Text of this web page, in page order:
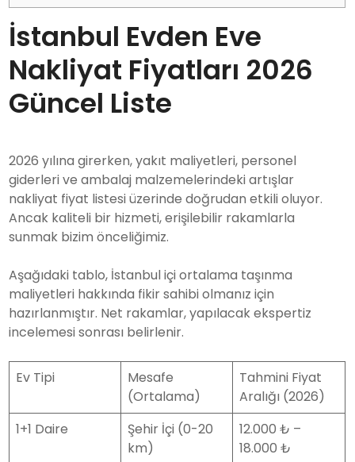
İstanbul Evden Eve
Nakliyat Fiyatları 2026
Güncel Liste
2026 yılına girerken, yakıt maliyetleri, personel
giderleri ve ambalaj malzemelerindeki artışlar
nakliyat fiyat listesi üzerinde doğrudan etkili oluyor.
Ancak kaliteli bir hizmeti, erişilebilir rakamlarla
sunmak bizim önceliğimiz.
Aşağıdaki tablo, İstanbul içi ortalama taşınma
maliyetleri hakkında fikir sahibi olmanız için
hazırlanmıştır. Net rakamlar, yapılacak ekspertiz
incelemesi sonrası belirlenir.
Ev Tipi
Mesafe
(Ortalama)
Tahmini Fiyat
Aralığı (2026)
1+1 Daire
Şehir İçi (0-20
km)
12.000 ₺ –
18.000 ₺